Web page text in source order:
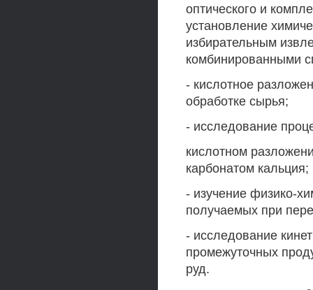
оптического и
установление
избирательным
комбинированными
- кислотное
обработке сырья;
- исследование
кислотном
карбонатом кальция;
- изучение физико-
получаемых при
- исследование
промежуточных
руд.